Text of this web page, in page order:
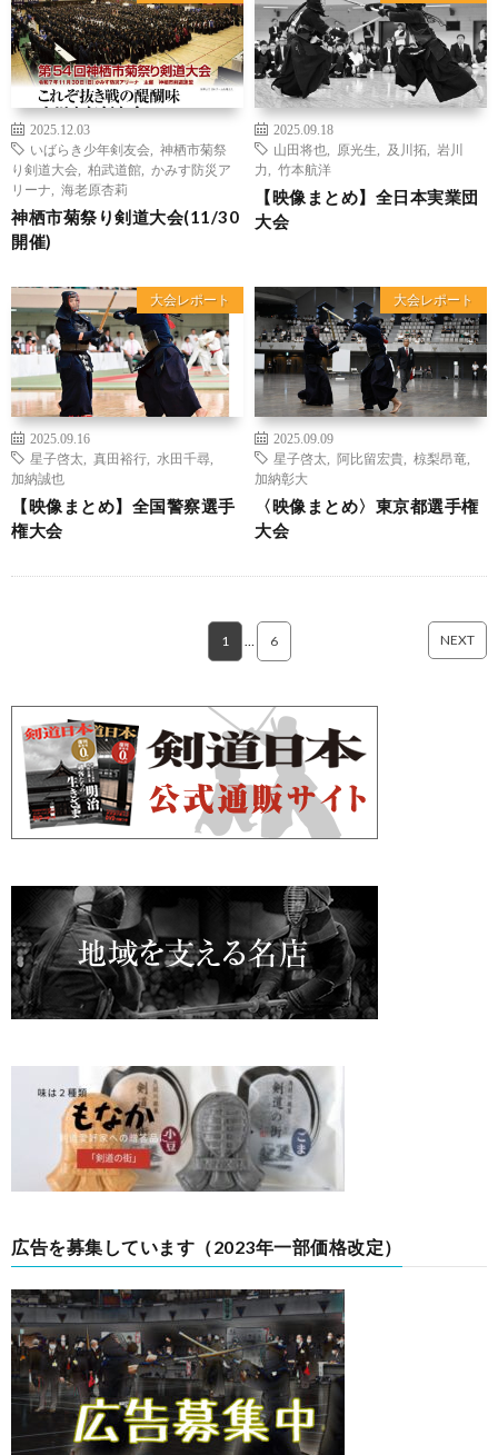
2025.12.03
いばらき少年剣友会
神栖市菊祭
り剣道大会
柏武道館
かみす防災ア
リーナ
海老原杏莉
神栖市菊祭り剣道大会(11/30
開催)
2025.09.18
山田将也
原光生 及川拓
岩川
力
竹本航洋
【映像まとめ】全日本実業団
大会
大会レポート
2025.09.16
星子啓太
真田裕行 水田千尋
加納誠也
【映像まとめ】全国警察選手
権大会
大会レポート
2025.09.09
星子啓太
阿比留宏貴 椋梨昂竜
加納彰大
〈映像まとめ〉東京都選手権
大会
1 … 6 NEXT
広告を募集しています（2023年一部価格改定）